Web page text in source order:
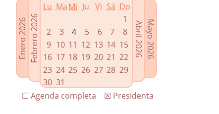
Enero 2026Febrero 2026
Lu MaMi Ju Vi Sá Do
1
2
3 4 5 6 7
8
9 10 11 12 13 14 15
16 17 18 19 20 21 22
23 24 25 26 27 28 29
30 31
Mayo 2026
Abril 2026
☒ Presidenta
☐ Agenda completa